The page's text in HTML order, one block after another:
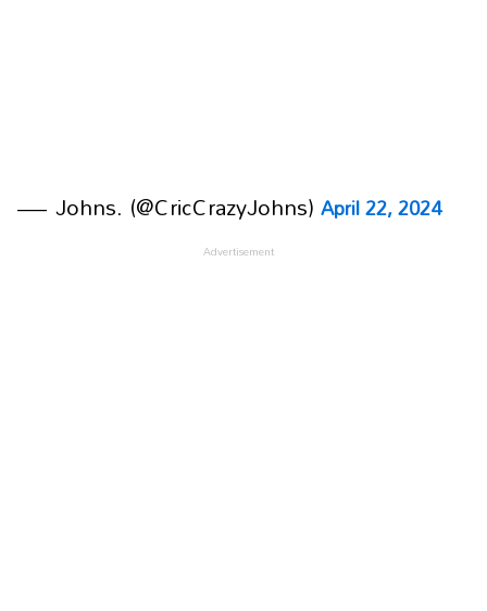
— Johns. (@CricCrazyJohns)April 22, 2024